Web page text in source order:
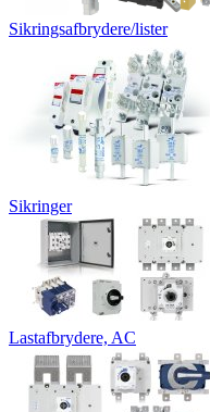
Sikringsafbrydere/lister
Sikringer
Lastafbrydere, AC